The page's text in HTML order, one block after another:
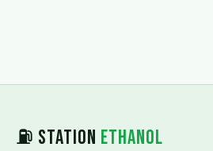
⛽ Station Ethanol